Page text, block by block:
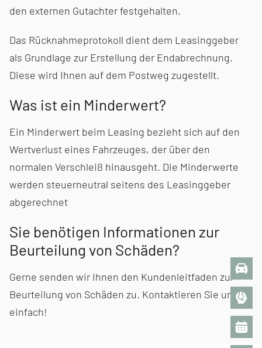
den externen Gutachter festgehalten.
Das Rücknahmeprotokoll dient dem Leasinggeber
als Grundlage zur Erstellung der Endabrechnung.
Diese wird Ihnen auf dem Postweg zugestellt.
Was ist ein Minderwert?
Ein Minderwert beim Leasing bezieht sich auf den
Wertverlust eines Fahrzeuges, der über den
normalen Verschleiß hinausgeht. Die Minderwerte
werden steuerneutral seitens des Leasinggeber
abgerechnet
Sie benötigen Informationen zur
Beurteilung von Schäden?
Gerne senden wir Ihnen den Kundenleitfaden zur
Beurteilung von Schäden zu. Kontaktieren Sie uns
einfach!